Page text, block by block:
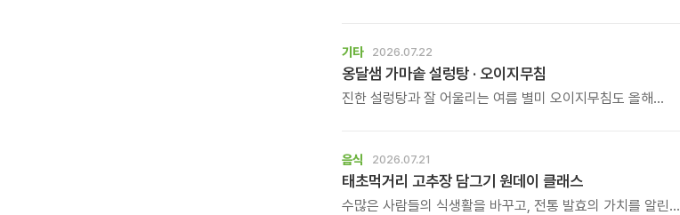
기타 2026.07.22
옹달샘 가마솥 설렁탕 · 오이지무침
진한 설렁탕과 잘 어울리는 여름 별미 오이지무침도 올해
음식 2026.07.21
태초먹거리 고추장 담그기 원데이 클래스
수많은 사람들의 식생활을 바꾸고, 전통 발효의 가치를 알린